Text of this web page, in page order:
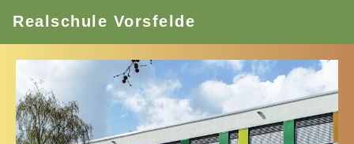
Realschule Vorsfelde